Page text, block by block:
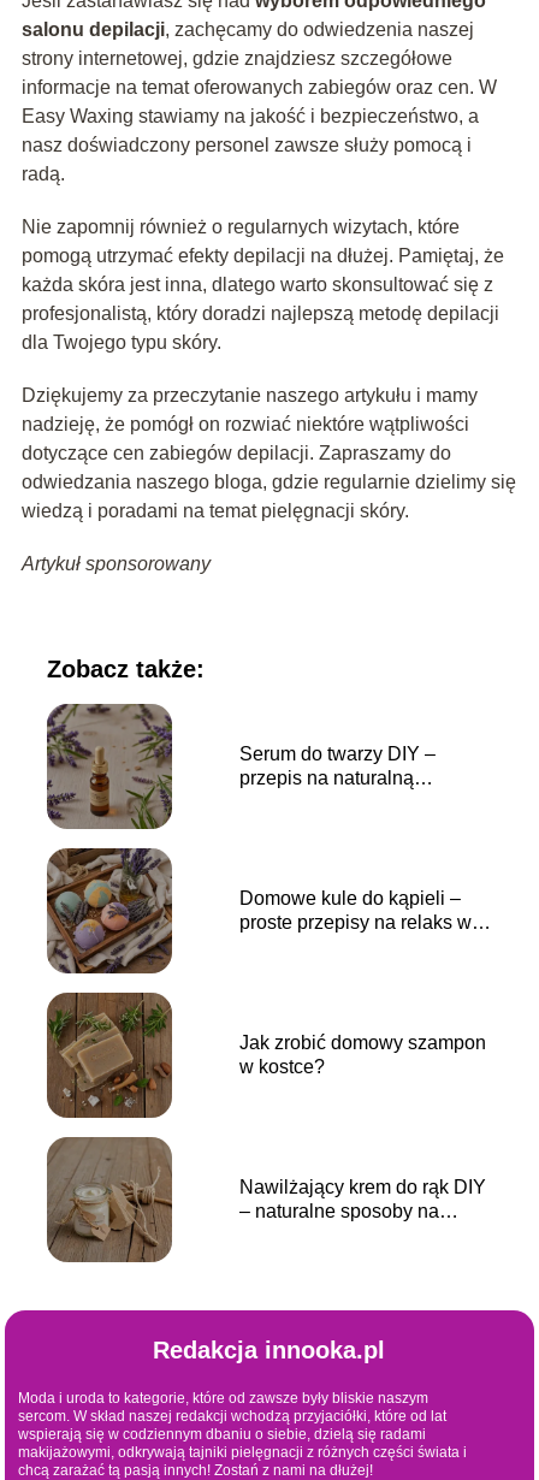
salonu depilacji, zachęcamy do odwiedzenia naszej
strony internetowej, gdzie znajdziesz szczegółowe
informacje na temat oferowanych zabiegów oraz cen. W
Easy Waxing stawiamy na jakość i bezpieczeństwo, a
nasz doświadczony personel zawsze służy pomocą i
radą.
Nie zapomnij również o regularnych wizytach, które
pomogą utrzymać efekty depilacji na dłużej. Pamiętaj, że
każda skóra jest inna, dlatego warto skonsultować się z
profesjonalistą, który doradzi najlepszą metodę depilacji
dla Twojego typu skóry.
Dziękujemy za przeczytanie naszego artykułu i mamy
nadzieję, że pomógł on rozwiać niektóre wątpliwości
dotyczące cen zabiegów depilacji. Zapraszamy do
odwiedzania naszego bloga, gdzie regularnie dzielimy się
wiedzą i poradami na temat pielęgnacji skóry.
Artykuł sponsorowany
Zobacz także:
Serum do twarzy DIY –
przepis na naturalną
Domowe kule do kąpieli –
proste przepisy na relaks w
Jak zrobić domowy szampon
w kostce?
Nawilżający krem do rąk DIY
– naturalne sposoby na
Redakcja innooka.pl
Moda i uroda to kategorie, które od zawsze były bliskie naszym
sercom. W skład naszej redakcji wchodzą przyjaciółki, które od lat
wspierają się w codziennym dbaniu o siebie, dzielą się radami
makijażowymi, odkrywają tajniki pielęgnacji z różnych części świata i
chcą zarażać tą pasją innych! Zostań z nami na dłużej!